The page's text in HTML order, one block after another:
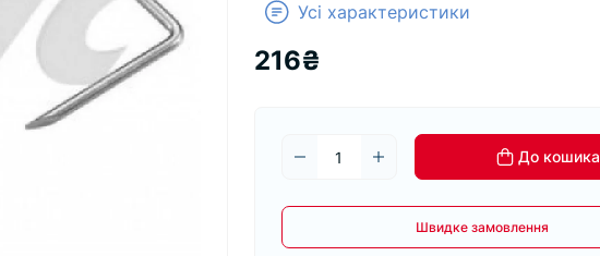
Усі характеристики
216₴
До кошика
Швидке замовлення